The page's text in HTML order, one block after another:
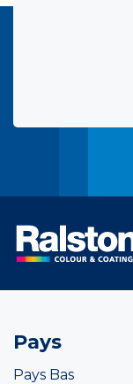
Pays
Pays Bas